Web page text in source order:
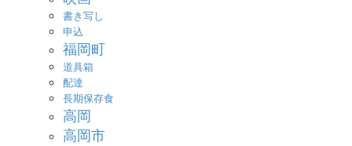
書き写し
申込
福岡町
道具箱
配達
長期保存食
高岡
高岡市